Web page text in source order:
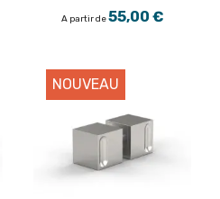
A partir de55,00 €
NOUVEAU